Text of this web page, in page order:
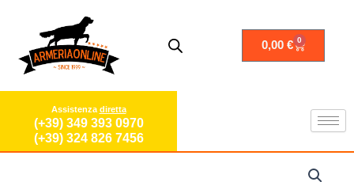
contenuto
0,00€ 0
Carrello
Assistenza diretta
(+39) 349 393 0970
(+39) 324 826 7456